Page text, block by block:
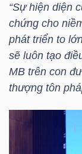
“Sự hiện diện
chứng cho
phát triển to
sẽ luôn tạo
MB trên con
thượng tôn
NGHIỆP
CỔ